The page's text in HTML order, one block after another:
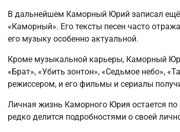
В дальнейшем Каморный Юрий записал
«Каморный». Его тексты песен часто
его музыку особенно актуальной.
Кроме музыкальной карьеры, Каморный
«Брат», «Убить зонтон», «Седьмое небо»,
режиссером, и его фильмы и сериалы
Личная жизнь Каморного Юрия остается
редко делится подробностями о своей